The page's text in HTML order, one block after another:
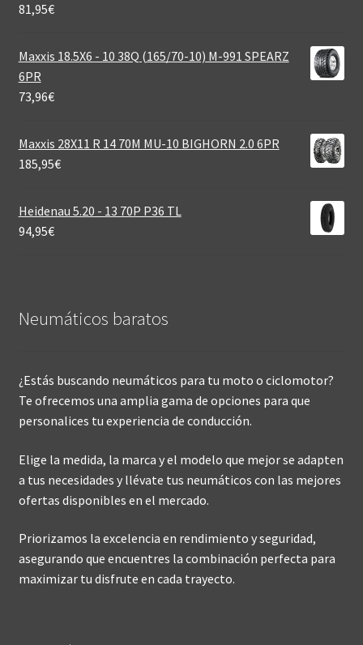
81,95€
Maxxis 18.5X6 - 10 38Q (165/70-10) M-991 SPEARZ
6PR
73,96€
Maxxis 28X11 R 14 70M MU-10 BIGHORN 2.0 6PR
185,95€
Heidenau 5.20 - 13 70P P36 TL
94,95€
Neumáticos baratos
¿Estás buscando neumáticos para tu moto o ciclomotor?
Te ofrecemos una amplia gama de opciones para que
personalices tu experiencia de conducción.
Elige la medida, la marca y el modelo que mejor se adapten
a tus necesidades y llévate tus neumáticos con las mejores
ofertas disponibles en el mercado.
Priorizamos la excelencia en rendimiento y seguridad,
asegurando que encuentres la combinación perfecta para
maximizar tu disfrute en cada trayecto.